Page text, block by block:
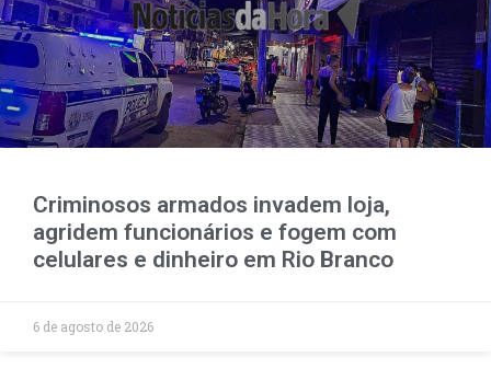
Criminosos armados invadem loja,
agridem funcionários e fogem com
celulares e dinheiro em Rio Branco
6 de agosto de 2026